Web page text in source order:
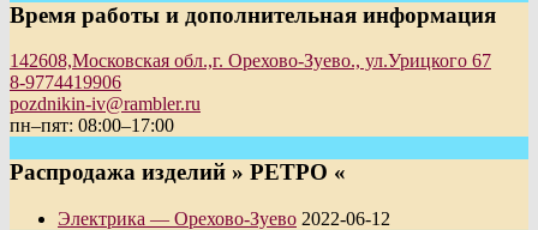
Время работы и дополнительная информация
142608,Московская обл.,г. Орехово-Зуево., ул.Урицкого 67
8-9774419906
pozdnikin-iv@rambler.ru
пн–пят: 08:00–17:00
Распродажа изделий » РЕТРО «
Электрика — Орехово-Зуево 2022-06-12